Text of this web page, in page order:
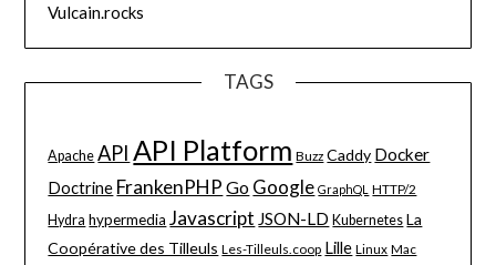
Vulcain.rocks
TAGS
Apache API API Platform Buzz Caddy Docker
Doctrine FrankenPHP Go Google GraphQL HTTP/2
Hydra hypermedia Javascript JSON-LD Kubernetes La
Coopérative des Tilleuls Les-Tilleuls.coop Lille Linux Mac